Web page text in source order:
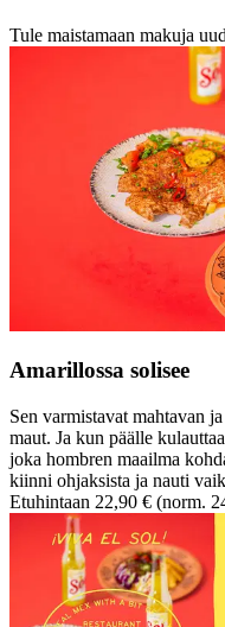
Tule maistamaan makuja
Amarillossa solisee
Sen varmistavat mahtavan
maut. Ja kun päälle
joka hombren maailma
kiinni ohjaksista ja nauti
Etuhintaan 22,90 € (norm.